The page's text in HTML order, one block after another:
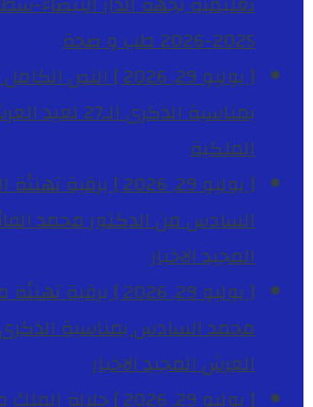
2025-2026
طب و صحة
[ يوليو 29, 2026 ]
النص
بمناسبة الذكرى الـ27 لعيد العرش المجيد
الملكية
[ يوليو 29, 2026 ]
برقية
السادس من الدكتور محمد
المجيدالاخبار
[ يوليو 29, 2026 ]
برقية
محمد السادس بمناسبة
العرش المجيدالاخبار
[ يوليو 29, 2026 ]
جلالة